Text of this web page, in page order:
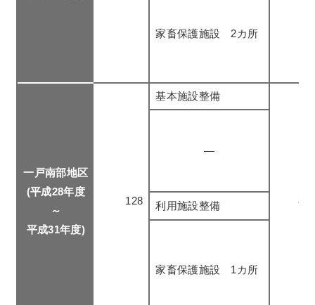
家畜保護施設 2カ所
一戸南部地区
(平成28年度
～
平成31年度)
128
基本施設整備
―
利用施設整備
家畜保護施設 1カ所